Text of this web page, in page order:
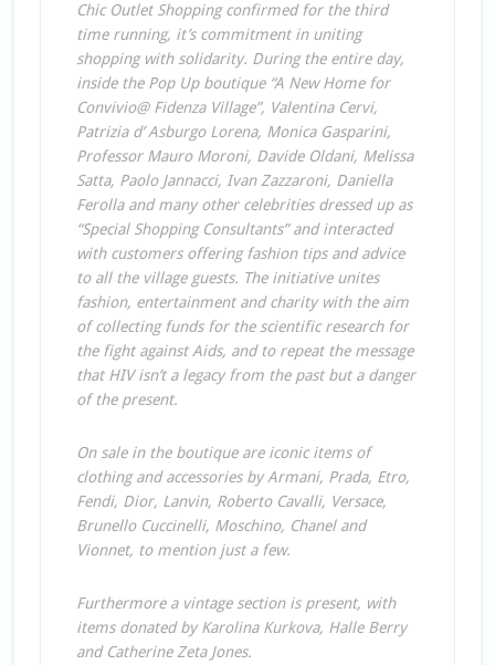
Chic Outlet Shopping confirmed for the third
time running, it’s commitment in uniting
shopping with solidarity. During the entire day,
inside the Pop Up boutique “A New Home for
Convivio@ Fidenza Village”, Valentina Cervi,
Patrizia d’ Asburgo Lorena, Monica Gasparini,
Professor Mauro Moroni, Davide Oldani, Melissa
Satta, Paolo Jannacci, Ivan Zazzaroni, Daniella
Ferolla and many other celebrities dressed up as
“Special Shopping Consultants” and interacted
with customers offering fashion tips and advice
to all the village guests. The initiative unites
fashion, entertainment and charity with the aim
of collecting funds for the scientific research for
the fight against Aids, and to repeat the message
that HIV isn’t a legacy from the past but a danger
of the present.
On sale in the boutique are iconic items of
clothing and accessories by Armani, Prada, Etro,
Fendi, Dior, Lanvin, Roberto Cavalli, Versace,
Brunello Cuccinelli, Moschino, Chanel and
Vionnet, to mention just a few.
Furthermore a vintage section is present, with
items donated by Karolina Kurkova, Halle Berry
and Catherine Zeta Jones.